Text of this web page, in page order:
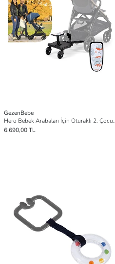
GezenBebe
Hero Bebek
6.690,00 TL